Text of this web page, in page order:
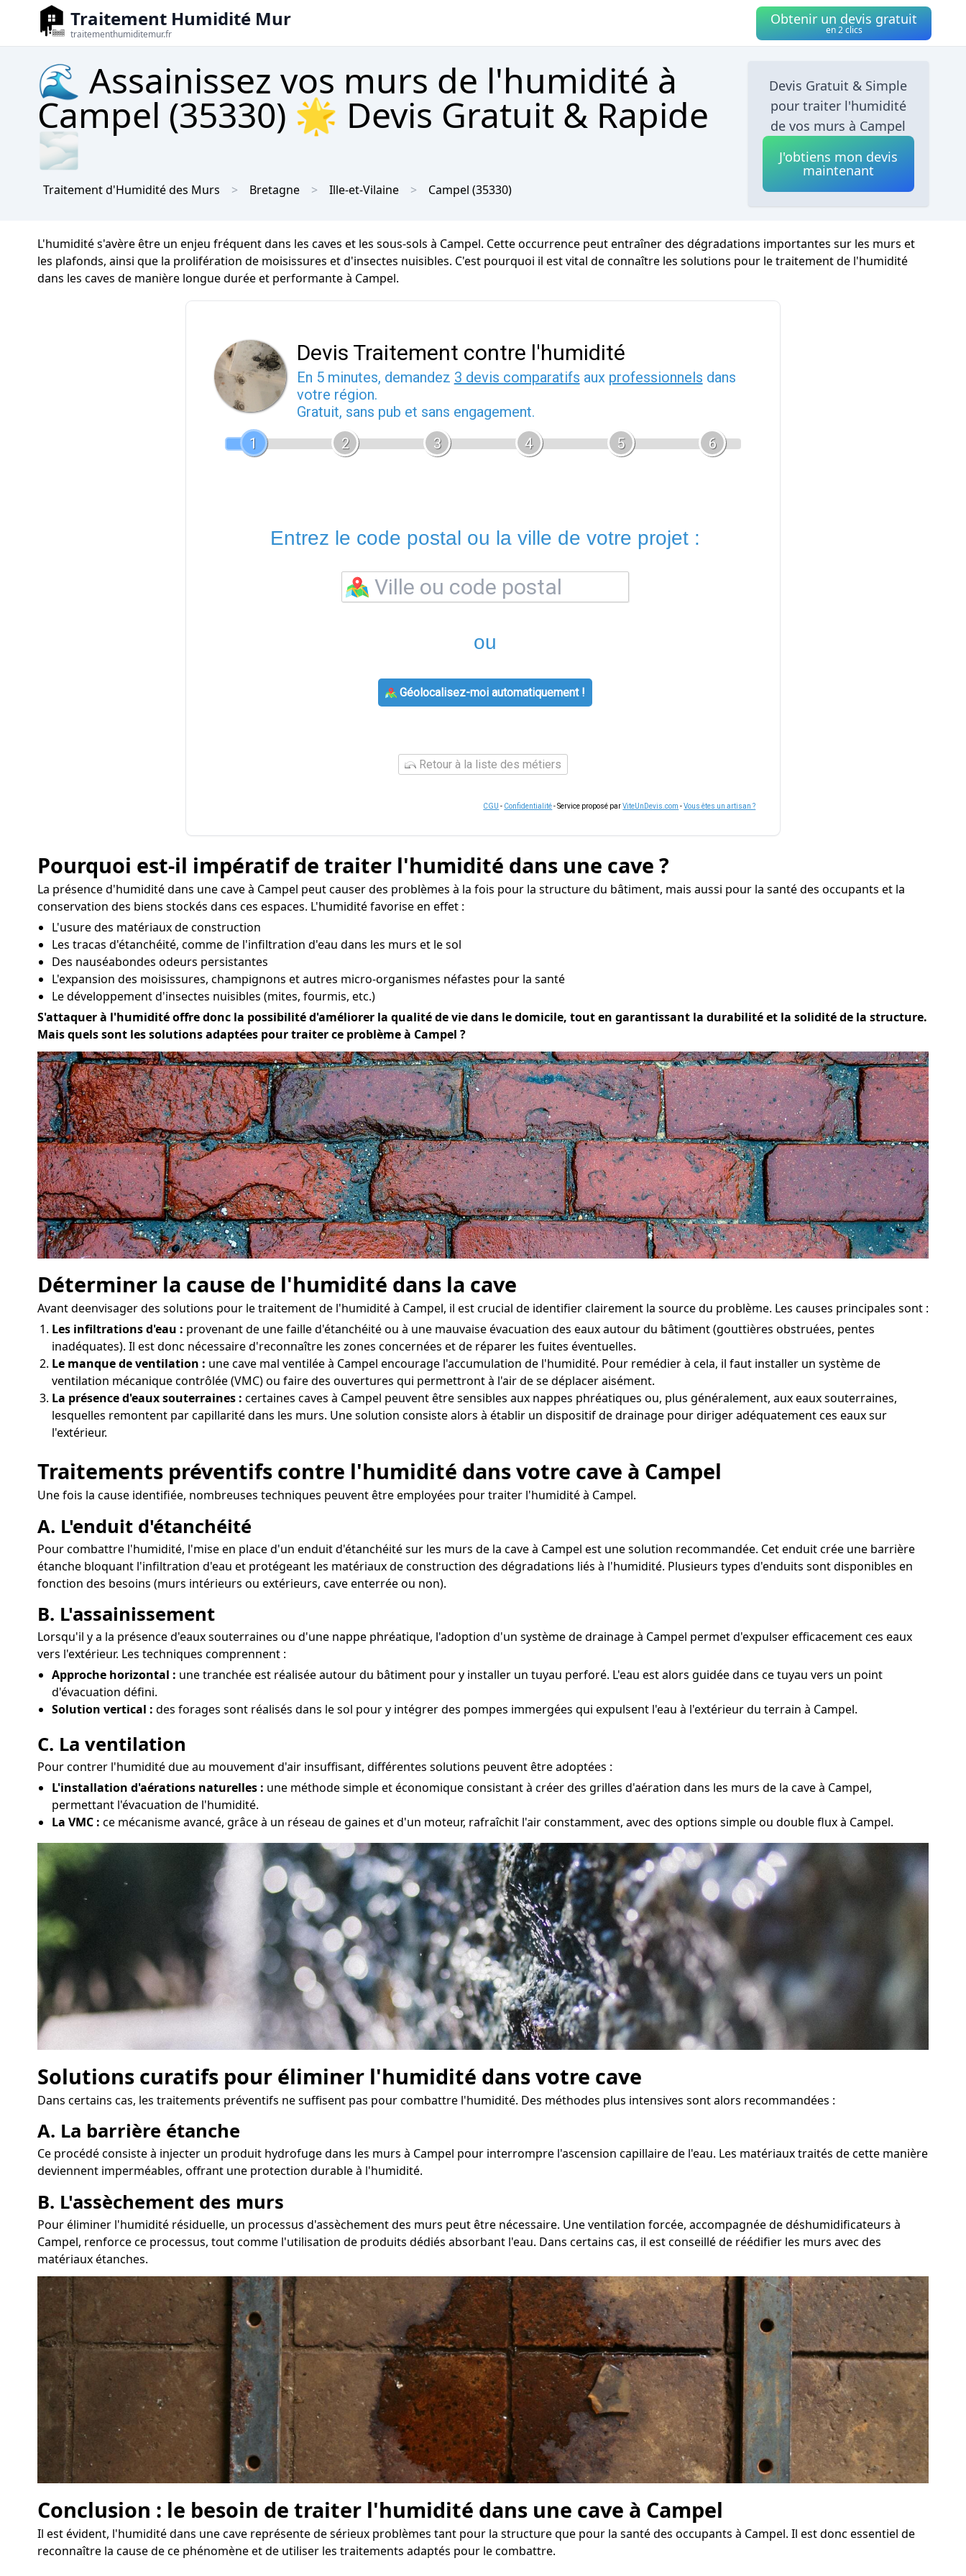
Traitement Humidité Mur
traitementhumiditemur.fr
Obtenir un devis gratuit
en 2 clics
🌊 Assainissez vos murs de l'humidité à
Campel (35330) 🌟 Devis Gratuit & Rapide
🌫
Traitement d'Humidité des Murs Bretagne Ille-et-Vilaine Campel (35330)
Devis Gratuit & Simple
pour traiter l'humidité
de vos murs à Campel
J'obtiens mon devis
maintenant
L'humidité s'avère être un enjeu fréquent dans les caves et les sous-sols à Campel. Cette occurrence peut entraîner des dégradations importantes sur les murs et
les plafonds, ainsi que la prolifération de moisissures et d'insectes nuisibles. C'est pourquoi il est vital de connaître les solutions pour le traitement de l'humidité
dans les caves de manière longue durée et performante à Campel.
Devis Traitement contre l'humidité
En 5 minutes, demandez 3 devis comparatifs aux professionnels dans
votre région.
Gratuit, sans pub et sans engagement.
1
2 3 4 5 6
Entrez le code postal ou la ville de votre projet :
ou
Géolocalisez-moi automatiquement !
Retour à la liste des métiers
CGU - Confidentialité- Service proposé parViteUnDevis.com -Vous êtes un artisan ?
Pourquoi est-il impératif de traiter l'humidité dans une cave ?
La présence d'humidité dans une cave à Campel peut causer des problèmes à la fois pour la structure du bâtiment, mais aussi pour la santé des occupants et la
conservation des biens stockés dans ces espaces. L'humidité favorise en effet :
L'usure des matériaux de construction
Les tracas d'étanchéité, comme de l'infiltration d'eau dans les murs et le sol
Des nauséabondes odeurs persistantes
L'expansion des moisissures, champignons et autres micro-organismes néfastes pour la santé
Le développement d'insectes nuisibles (mites, fourmis, etc.)
S'attaquer à l'humidité offre donc la possibilité d'améliorer la qualité de vie dans le domicile, tout en garantissant la durabilité et la solidité de la structure.
Mais quels sont les solutions adaptées pour traiter ce problème à Campel ?
Déterminer la cause de l'humidité dans la cave
Avant deenvisager des solutions pour le traitement de l'humidité à Campel, il est crucial de identifier clairement la source du problème. Les causes principales sont :
Les infiltrations d'eau : provenant de une faille d'étanchéité ou à une mauvaise évacuation des eaux autour du bâtiment (gouttières obstruées, pentes
inadéquates). Il est donc nécessaire d'reconnaître les zones concernées et de réparer les fuites éventuelles.
Le manque de ventilation : une cave mal ventilée à Campel encourage l'accumulation de l'humidité. Pour remédier à cela, il faut installer un système de
ventilation mécanique contrôlée (VMC) ou faire des ouvertures qui permettront à l'air de se déplacer aisément.
La présence d'eaux souterraines : certaines caves à Campel peuvent être sensibles aux nappes phréatiques ou, plus généralement, aux eaux souterraines,
lesquelles remontent par capillarité dans les murs. Une solution consiste alors à établir un dispositif de drainage pour diriger adéquatement ces eaux sur
l'extérieur.
Traitements préventifs contre l'humidité dans votre cave à Campel
Une fois la cause identifiée, nombreuses techniques peuvent être employées pour traiter l'humidité à Campel.
A. L'enduit d'étanchéité
Pour combattre l'humidité, l'mise en place d'un enduit d'étanchéité sur les murs de la cave à Campel est une solution recommandée. Cet enduit crée une barrière
étanche bloquant l'infiltration d'eau et protégeant les matériaux de construction des dégradations liés à l'humidité. Plusieurs types d'enduits sont disponibles en
fonction des besoins (murs intérieurs ou extérieurs, cave enterrée ou non).
B. L'assainissement
Lorsqu'il y a la présence d'eaux souterraines ou d'une nappe phréatique, l'adoption d'un système de drainage à Campel permet d'expulser efficacement ces eaux
vers l'extérieur. Les techniques comprennent :
Approche horizontal : une tranchée est réalisée autour du bâtiment pour y installer un tuyau perforé. L'eau est alors guidée dans ce tuyau vers un point
d'évacuation défini.
Solution vertical : des forages sont réalisés dans le sol pour y intégrer des pompes immergées qui expulsent l'eau à l'extérieur du terrain à Campel.
C. La ventilation
Pour contrer l'humidité due au mouvement d'air insuffisant, différentes solutions peuvent être adoptées :
L'installation d'aérations naturelles : une méthode simple et économique consistant à créer des grilles d'aération dans les murs de la cave à Campel,
permettant l'évacuation de l'humidité.
La VMC : ce mécanisme avancé, grâce à un réseau de gaines et d'un moteur, rafraîchit l'air constamment, avec des options simple ou double flux à Campel.
Solutions curatifs pour éliminer l'humidité dans votre cave
Dans certains cas, les traitements préventifs ne suffisent pas pour combattre l'humidité. Des méthodes plus intensives sont alors recommandées :
A. La barrière étanche
Ce procédé consiste à injecter un produit hydrofuge dans les murs à Campel pour interrompre l'ascension capillaire de l'eau. Les matériaux traités de cette manière
deviennent imperméables, offrant une protection durable à l'humidité.
B. L'assèchement des murs
Pour éliminer l'humidité résiduelle, un processus d'assèchement des murs peut être nécessaire. Une ventilation forcée, accompagnée de déshumidificateurs à
Campel, renforce ce processus, tout comme l'utilisation de produits dédiés absorbant l'eau. Dans certains cas, il est conseillé de réédifier les murs avec des
matériaux étanches.
Conclusion : le besoin de traiter l'humidité dans une cave à Campel
Il est évident, l'humidité dans une cave représente de sérieux problèmes tant pour la structure que pour la santé des occupants à Campel. Il est donc essentiel de
reconnaître la cause de ce phénomène et de utiliser les traitements adaptés pour le combattre.